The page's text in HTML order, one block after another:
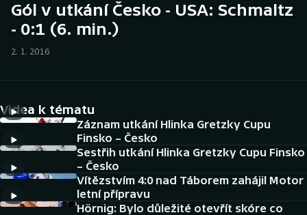
Hokej
Cyklistika
DALŠÍ SPORTY
Americký fotbal
NEPŘEHLÉDNĚTE
Gól v utkání Česko - USA: Schmaltz
- 0:1 (6. min.)
2. 1. 2016
Videa k tématu
Záznam utkání Hlinka Gretzky Cupu
Finsko – Česko
Sestřih utkání Hlinka Gretzky Cupu Finsko
– Česko
Vítězstvím 4:0 nad Táborem zahájil Motor
letní přípravu
Hörnig: Bylo důležité otevřít skóre co